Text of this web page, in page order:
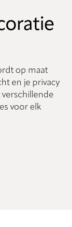
op maat
en je privacy
voor elk